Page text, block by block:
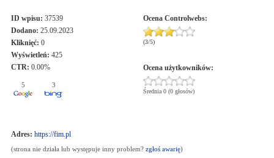
ID wpisu: 37539
Dodano: 25.09.2023
Kliknięć: 0
Wyświetleń: 425
CTR: 0.00%
5 3
Ocena Controlwebs:
(3/5)
Ocena użytkowników:
Średnia 0 (0 głosów)
Adres: https://fim.pl
(strona nie działa lub występuje inny problem? zgłoś awarię)